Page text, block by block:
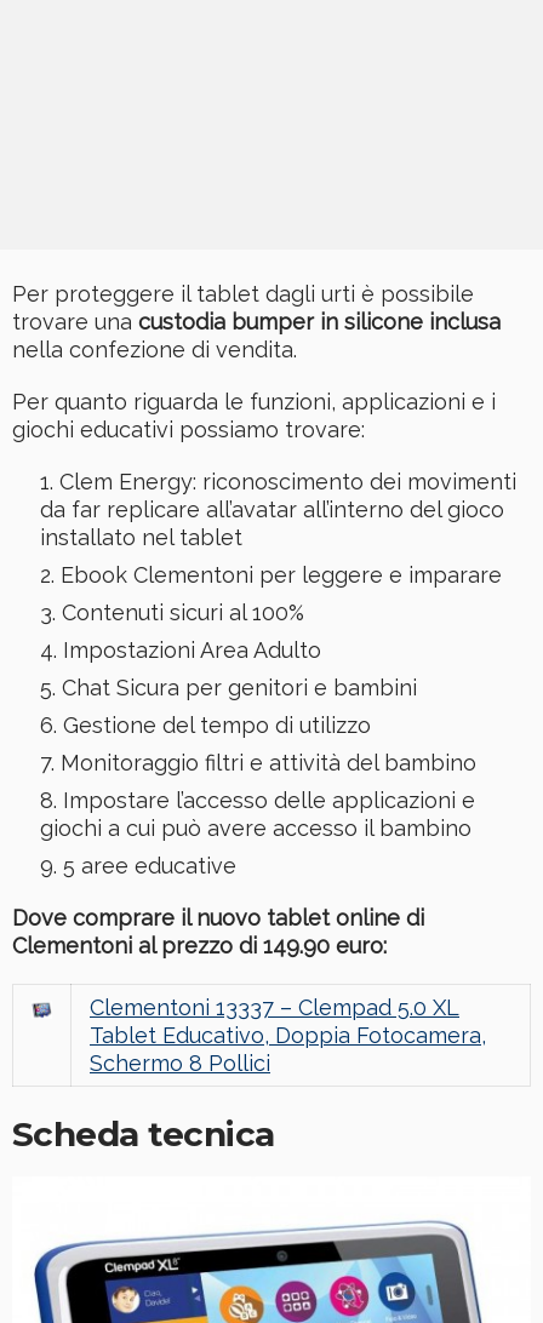
Per proteggere il tablet dagli urti è possibile
trovare una custodia bumper in silicone inclusa
nella confezione di vendita.
Per quanto riguarda le funzioni, applicazioni e i
giochi educativi possiamo trovare:
Clem Energy: riconoscimento dei movimenti
da far replicare all’avatar all’interno del gioco
installato nel tablet
Ebook Clementoni per leggere e imparare
Contenuti sicuri al 100%
Impostazioni Area Adulto
Chat Sicura per genitori e bambini
Gestione del tempo di utilizzo
Monitoraggio filtri e attività del bambino
Impostare l’accesso delle applicazioni e
giochi a cui può avere accesso il bambino
5 aree educative
Dove comprare il nuovo tablet online di
Clementoni al prezzo di 149.90 euro:
Clementoni 13337 – Clempad 5.0 XL
Tablet Educativo, Doppia Fotocamera,
Schermo 8 Pollici
Scheda tecnica